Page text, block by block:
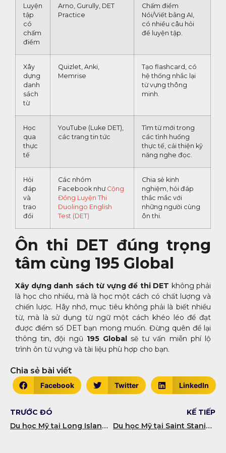
Luyện
tập
có
chấm
điểm
Arno, Gurully, DET
Practice
Chấm điểm
Nói/Viết bằng AI,
có nhiều câu hỏi
để luyện tập.
Xây
dựng
danh
sách
từ
Quizlet, Anki,
Memrise
Tạo flashcard, có
hệ thống nhắc lại
từ vựng thông
minh.
Học
qua
thực
tế
YouTube (Luke DET),
các trang tin tức
Tìm từ mới trong
các tình huống
thực tế, cải thiện kỹ
năng nghe đọc.
Hỏi
đáp
và
trao
đổi
Các nhóm
Facebook như Cộng
Đồng Luyện Thi
Duolingo English
Test (DET)
Chia sẻ kinh
nghiệm, hỏi đáp
thắc mắc với
những người cùng
ôn thi.
Ôn thi DET đúng trọng
tâm cùng 195 Global
Xây dựng danh sách từ vựng để thi DET không phải
là học cho nhiều, mà là học một cách có chất lượng và
chiến lược. Hãy nhớ, mục tiêu không phải là biết nhiều
từ, mà là sử dụng từ ngữ một cách khéo léo để đạt
được điểm số DET bạn mong muốn. Đừng quên để lại
thông tin, đội ngũ 195 Globalsẽ tư vấn miễn phí lộ
trình ôn từ vựng và tài liệu phù hợp cho bạn.
Chia sẻ bài viết
Facebook Twitter LinkedIn
TRƯỚC ĐÓ
Du học Mỹ tại Long Island University – Trường đại học hàng đầu New York
KẾ TIẾP
Du học Mỹ tại Saint Stanislaus High School – Nội trú nam sinh TOP 1 Mississippi